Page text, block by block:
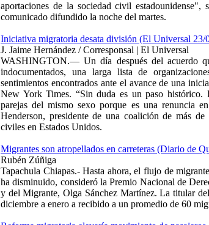
aportaciones de la sociedad civil
comunicado difundido la noche del martes.
Iniciativa migratoria desata división (El Universal 23/
J. Jaime Hernández / Corresponsal | El Universal
WASHINGTON.— Un día después del acuerdo
indocumentados, una larga lista de
sentimientos encontrados ante el avance de una
New York Times. “Sin duda es un paso histórico.
parejas del mismo sexo porque es una renuncia
Henderson, presidente de una coalición de más
civiles en Estados Unidos.
Migrantes son atropellados en carreteras (Diario de
Rubén Zúñiga
Tapachula Chiapas.- Hasta ahora, el flujo de
ha disminuido, consideró la Premio Nacional de
y del Migrante, Olga Sánchez Martínez. La titular
diciembre a enero a recibido a un promedio de 60